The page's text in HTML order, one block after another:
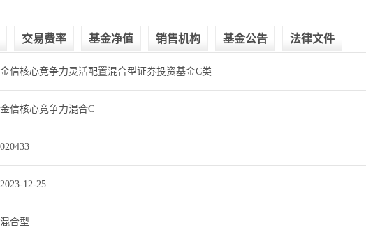
交易费率 基金净值 销售机构 基金公告 法律文件
金信核心竞争力灵活配置混合型证券投资基金C类
金信核心竞争力混合C
020433
2023-12-25
混合型